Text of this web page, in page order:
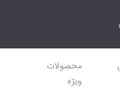
محصولات
ویژه